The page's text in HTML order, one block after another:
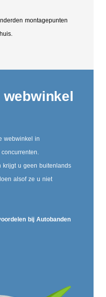
montagepunten
webwinkel
webwinkel in
krijgt u geen buitenlands
alsof ze u niet
bij Autobanden